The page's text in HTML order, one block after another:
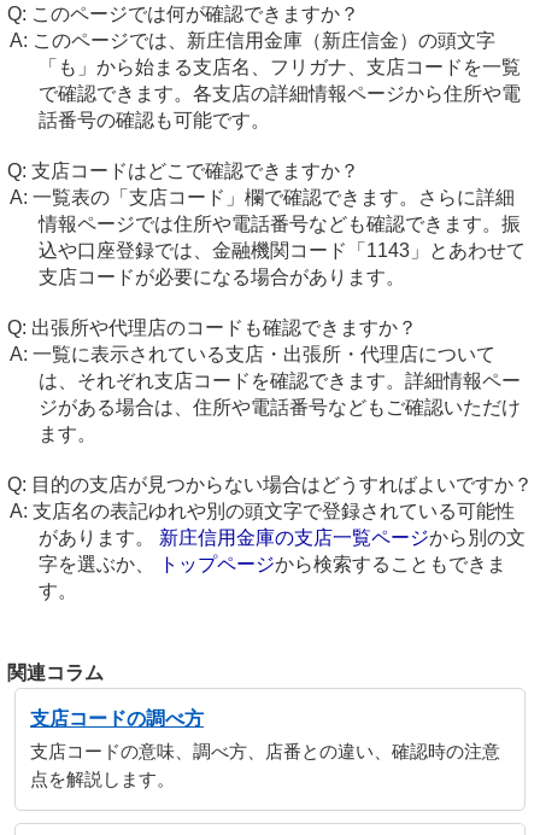
このページでは何が確認できますか？
このページでは、新庄信用金庫（新庄信金）の頭文字
「も」から始まる支店名、フリガナ、支店コードを一覧
で確認できます。各支店の詳細情報ページから住所や電
話番号の確認も可能です。
支店コードはどこで確認できますか？
一覧表の「支店コード」欄で確認できます。さらに詳細
情報ページでは住所や電話番号なども確認できます。振
込や口座登録では、金融機関コード「1143」とあわせて
支店コードが必要になる場合があります。
出張所や代理店のコードも確認できますか？
一覧に表示されている支店・出張所・代理店について
は、それぞれ支店コードを確認できます。詳細情報ペー
ジがある場合は、住所や電話番号などもご確認いただけ
ます。
目的の支店が見つからない場合はどうすればよいですか？
支店名の表記ゆれや別の頭文字で登録されている可能性
があります。 新庄信用金庫の支店一覧ページから別の文
字を選ぶか、
トップページから検索することもできま
す。
関連コラム
支店コードの調べ方
支店コードの意味、調べ方、店番との違い、確認時の注意
点を解説します。